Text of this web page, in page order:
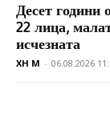
Десет години
22 лица,
исчезната
XH M - 06.08.2026